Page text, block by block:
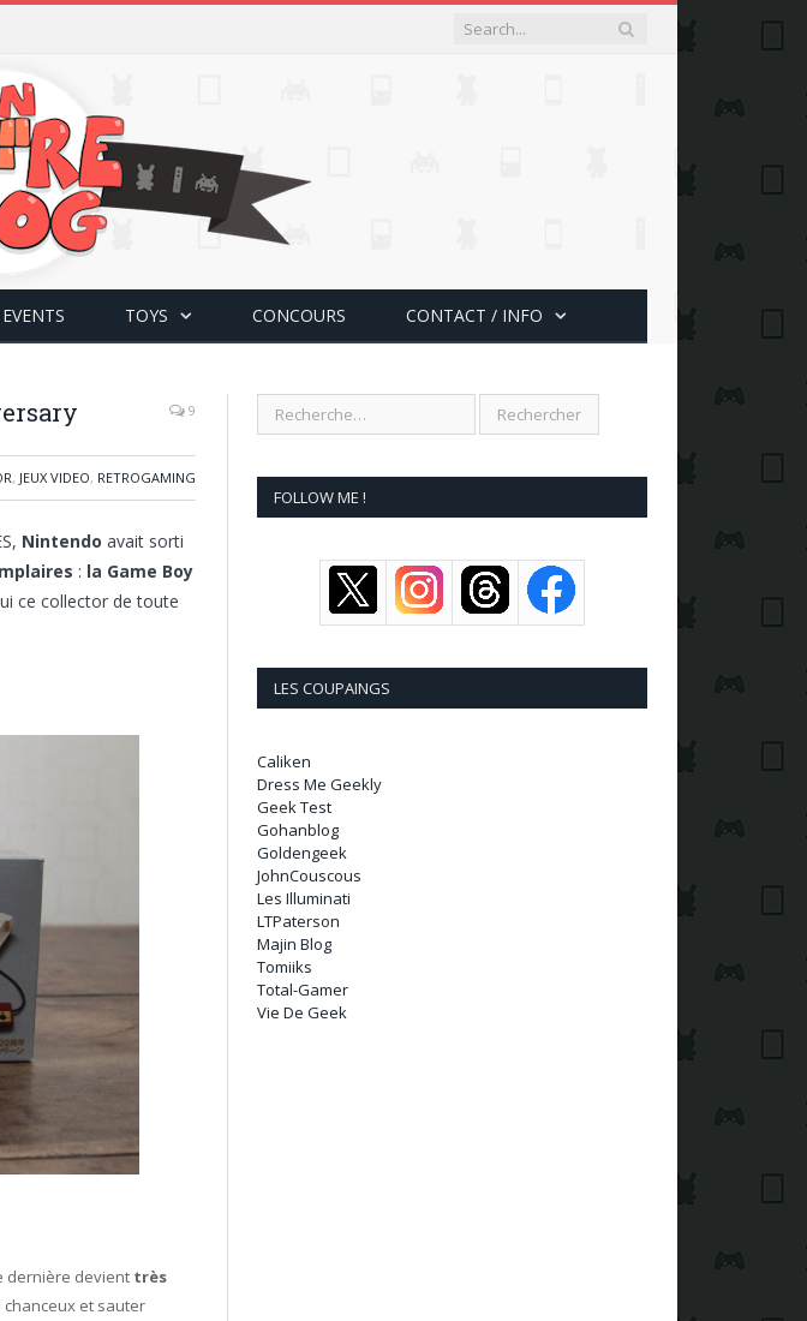
EVENTS TOYS CONCOURS CONTACT / INFO
9
, JEUX VIDEO, RETROGAMING
Nintendo avait sorti
: la Game Boy
ce collector de toute
dernière devient très
et sauter
FOLLOW ME !
LES COUPAINGS
Caliken
Dress Me Geekly
Geek Test
Gohanblog
Goldengeek
JohnCouscous
Les Illuminati
LTPaterson
Majin Blog
Tomiiks
Total-Gamer
Vie De Geek